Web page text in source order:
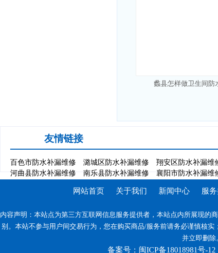
蠡县怎样做卫生间防
友情链接
百色市防水补漏维修 潞城区防水补漏维修
翔安区防水补漏维
河曲县防水补漏维修
南乐县防水补漏维修 襄阳市防水补漏维
网站首页 关于我们 新闻中心 服
内容声明：本站点为第三方互联网信息服务提供者，本站点内所展现的
别。本站不参与用户间交易行为，您在购买商品/服务前请务必谨慎核
并立即删除
备案号：闽ICP备18018981号-12